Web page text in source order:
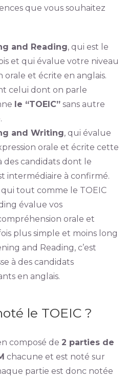
que vous souhaitez
and Reading, qui est le
et qui évalue votre niveau
orale et écrite en anglais.
celui dont on parle
le “TOEIC”sans autre
and Writing, qui évalue
orale et écrite cette
des candidats dont le
intermédiaire à confirmé.
qui tout comme le TOEIC
évalue vos
orale et
plus simple et moins long
and Reading, c’est
à des candidats
en anglais.
le TOEIC ?
composé de 2 parties de
chacune et est noté sur
partie est donc notée